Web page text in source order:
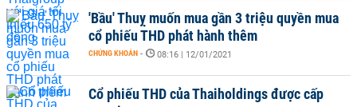
'Bầu' Thuỵ muốn mua gần 3 triệu quyền mua
cổ phiếu THD phát hành thêm
CHỨNG KHOÁN - 08:16 | 12/01/2021
Cổ phiếu THD của Thaiholdings được cấp